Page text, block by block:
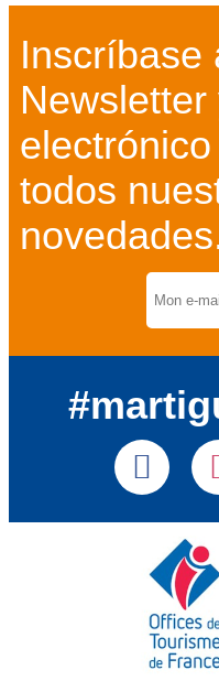
Inscríbase
todos